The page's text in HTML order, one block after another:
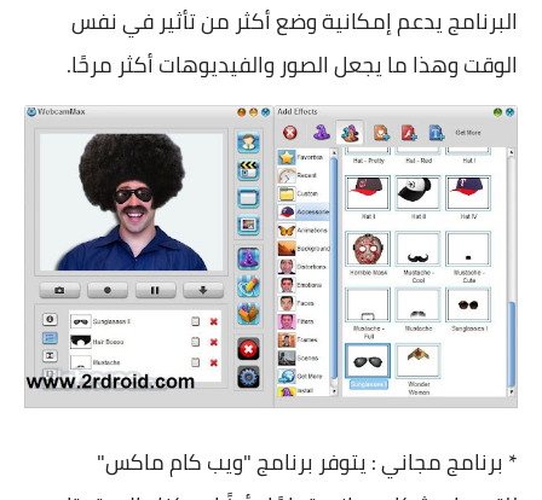
البرنامج يدعم إمكانية وضع أكثر من تأثير في نفس
الوقت وهذا ما يجعل الصور والفيديوهات أكثر مرحًا.
* برنامج مجاني : يتوفر برنامج "ويب كام ماكس"